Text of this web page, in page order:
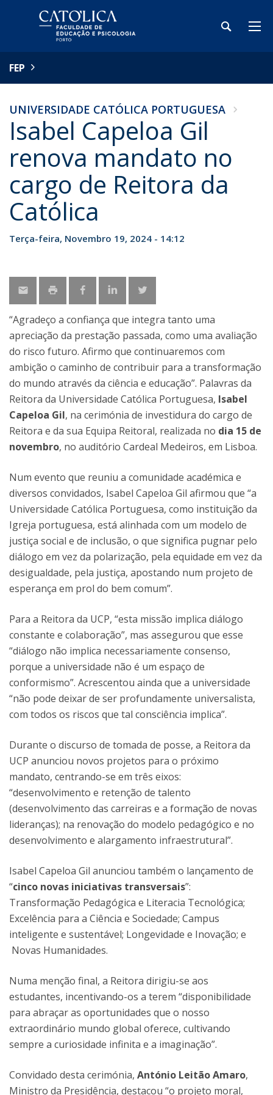
FEP
UNIVERSIDADE CATÓLICA PORTUGUESA
Isabel Capeloa Gil
renova mandato no
cargo de Reitora da
Católica
Terça-feira, Novembro 19, 2024 - 14:12
“Agradeço a confiança que integra tanto uma
apreciação da prestação passada, como uma avaliação
do risco futuro. Afirmo que continuaremos com
ambição o caminho de contribuir para a transformação
do mundo através da ciência e educação”. Palavras da
Reitora da Universidade Católica Portuguesa, Isabel
Capeloa Gil, na cerimónia de investidura do cargo de
Reitora e da sua Equipa Reitoral, realizada no dia 15 de
novembro, no auditório Cardeal Medeiros, em Lisboa.
Num evento que reuniu a comunidade académica e
diversos convidados, Isabel Capeloa Gil afirmou que “a
Universidade Católica Portuguesa, como instituição da
Igreja portuguesa, está alinhada com um modelo de
justiça social e de inclusão, o que significa pugnar pelo
diálogo em vez da polarização, pela equidade em vez da
desigualdade, pela justiça, apostando num projeto de
esperança em prol do bem comum”.
Para a Reitora da UCP, “esta missão implica diálogo
constante e colaboração”, mas assegurou que esse
“diálogo não implica necessariamente consenso,
porque a universidade não é um espaço de
conformismo”. Acrescentou ainda que a universidade
“não pode deixar de ser profundamente universalista,
com todos os riscos que tal consciência implica”.
Durante o discurso de tomada de posse, a Reitora da
UCP anunciou novos projetos para o próximo
mandato, centrando-se em três eixos:
“desenvolvimento e retenção de talento
(desenvolvimento das carreiras e a formação de novas
lideranças); na renovação do modelo pedagógico e no
desenvolvimento e alargamento infraestrutural”.
Isabel Capeloa Gil anunciou também o lançamento de
“cinco novas iniciativas transversais”:
Transformação Pedagógica e Literacia Tecnológica;
Excelência para a Ciência e Sociedade; Campus
inteligente e sustentável; Longevidade e Inovação; e
Novas Humanidades.
Numa menção final, a Reitora dirigiu-se aos
estudantes, incentivando-os a terem “disponibilidade
para abraçar as oportunidades que o nosso
extraordinário mundo global oferece, cultivando
sempre a curiosidade infinita e a imaginação”.
Convidado desta cerimónia, António Leitão Amaro,
Ministro da Presidência, destacou “o projeto moral,